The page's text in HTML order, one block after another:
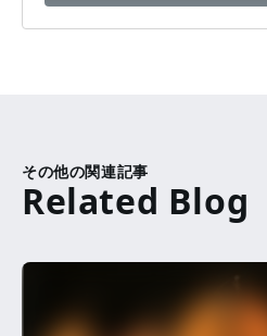
その他の関連記事